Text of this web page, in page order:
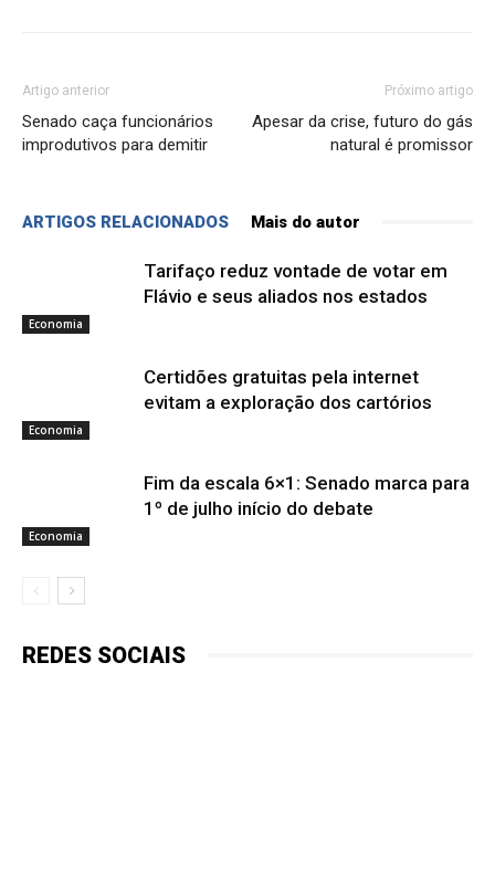
Artigo anterior
Senado caça funcionários
improdutivos para demitir
Próximo artigo
Apesar da crise, futuro do gás
natural é promissor
ARTIGOS RELACIONADOS Mais do autor
Economia
Tarifaço reduz vontade de votar em
Flávio e seus aliados nos estados
Economia
Certidões gratuitas pela internet
evitam a exploração dos cartórios
Economia
Fim da escala 6×1: Senado marca para
1º de julho início do debate
REDES SOCIAIS